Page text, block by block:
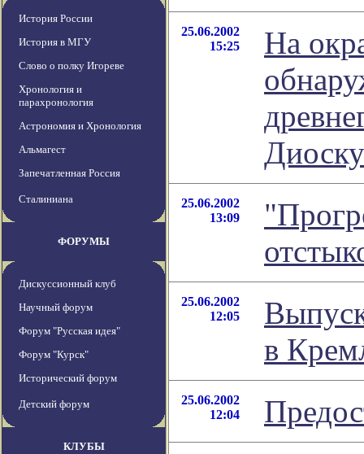
История России
История в МГУ
Слово о полку Игореве
Хронология и
парахронология
Астрономия и Хронология
Альмагест
Запечатленная Россия
Сталиниана
ФОРУМЫ
Дискуссионный клуб
Научный форум
Форум "Русская идея"
Форум "Курск"
Исторический форум
Детский форум
КЛУБЫ
25.06.2002
15:25
На
25.06.2002
13:09
25.06.2002
12:05
в
25.06.2002
12:04